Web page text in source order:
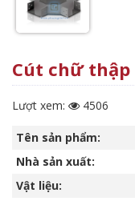
Cút chữ thập
Lượt xem: 4506
Tên sản phẩm:
Nhà sản xuất:
Vật liệu: